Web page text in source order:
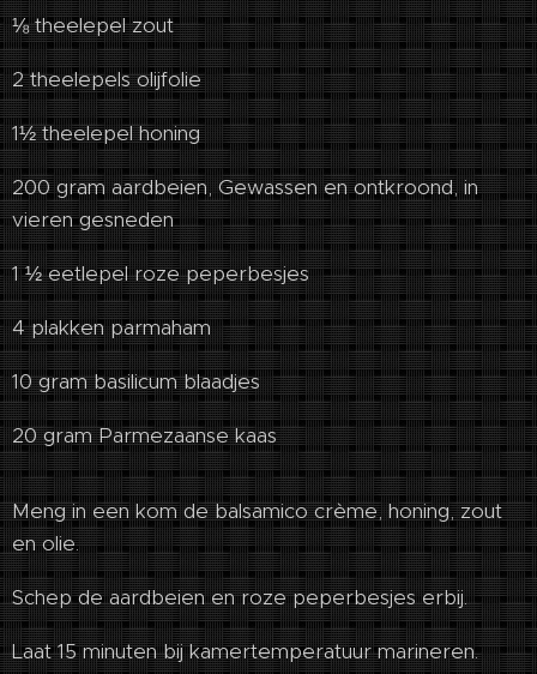
⅛ theelepel zout
2 theelepels olijfolie
1½ theelepel honing
200 gram aardbeien, Gewassen en ontkroond, in
vieren gesneden
1 ½ eetlepel roze peperbesjes
4 plakken parmaham
10 gram basilicum blaadjes
20 gram Parmezaanse kaas
Meng in een kom de balsamico crème, honing, zout
en olie.
Schep de aardbeien en roze peperbesjes erbij.
Laat 15 minuten bij kamertemperatuur marineren.